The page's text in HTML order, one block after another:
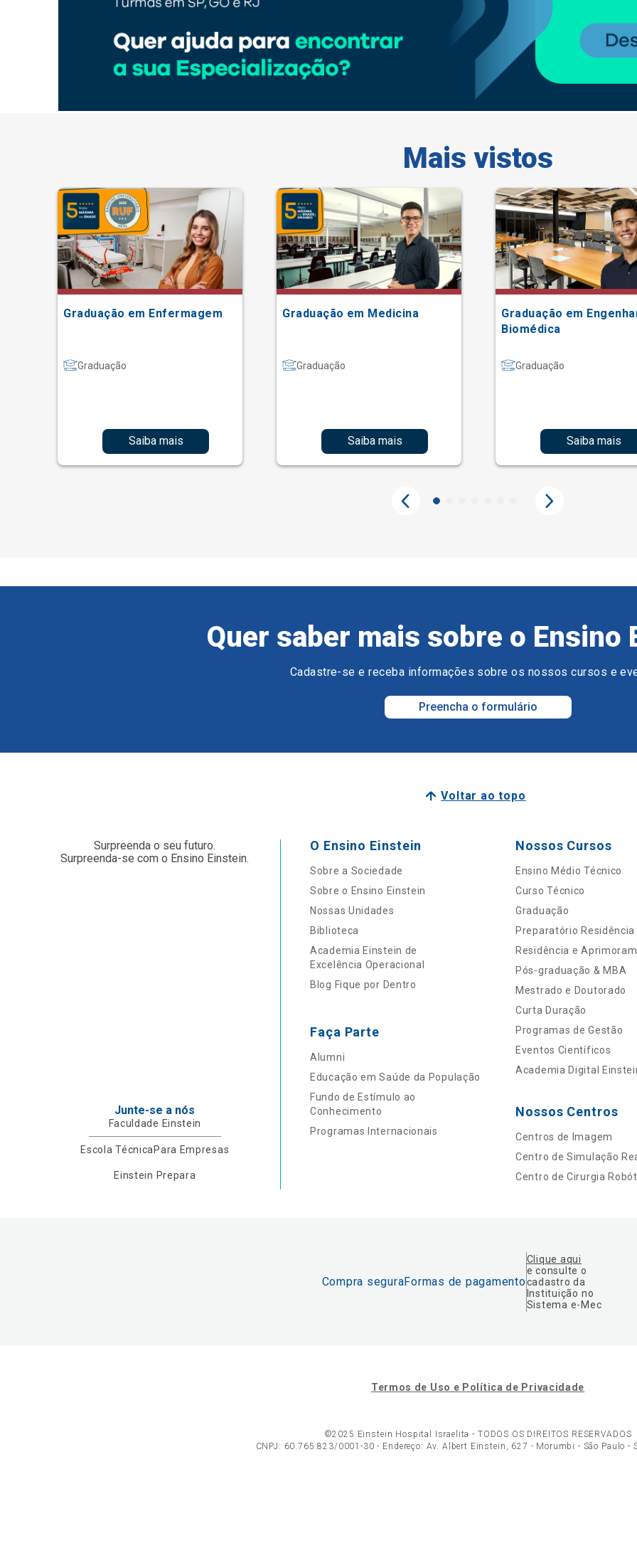
Mais vistos
Graduação em Enfermagem
Graduação
Saiba mais
Graduação em Medicina
Graduação
Saiba mais
Graduação em
Biomédica
Graduação
Saiba mais
Quer saber mais sobre o Ensino
Cadastre-se e receba informações sobre os nossos cursos e
Preencha o formulário
Voltar ao topo
Surpreenda o seu futuro.
Surpreenda-se com o Ensino Einstein.
Junte-se a nós
Faculdade Einstein
Escola TécnicaPara Empresas
Einstein Prepara
O Ensino Einstein
Sobre a Sociedade
Sobre o Ensino Einstein
Nossas Unidades
Biblioteca
Academia Einstein de
Excelência Operacional
Blog Fique por Dentro
Faça Parte
Alumni
Educação em Saúde da População
Fundo de Estímulo ao
Conhecimento
Programas Internacionais
Nossos Cursos
Ensino Médio Técnico
Curso Técnico
Graduação
Preparatório Residência
Residência e
Pós-graduação & MBA
Mestrado e Doutorado
Curta Duração
Programas de Gestão
Eventos Científicos
Academia Digital
Nossos Centros
Centros de Imagem
Centro de Simulação
Centro de Cirurgia
Compra seguraFormas de pagamento
Clique aqui
e consulte o
cadastro da
Instituição no
Sistema e-Mec
Termos de Uso e Política de Privacidade
©2025 Einstein Hospital Israelita - TODOS OS DIREITOS RESERVADOS
CNPJ: 60.765.823/0001-30 - Endereço: Av. Albert Einstein, 627 - Morumbi - São Paulo -